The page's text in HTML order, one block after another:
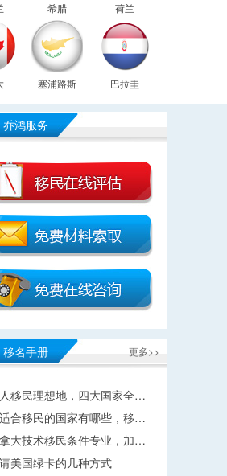
希腊 荷兰
塞浦路斯 巴拉圭
乔鸿服务
更多>>
移名手册
移民理想地，四大国家全…
合移民的国家有哪些，移…
大技术移民条件专业，加…
美国绿卡的几种方式